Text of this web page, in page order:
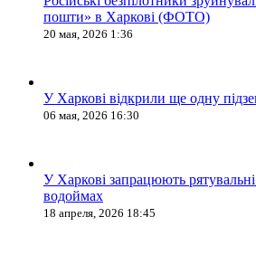
пошти» в Харкові (ФОТО)
20 мая, 2026 1:36
У Харкові відкрили ще одну
06 мая, 2026 16:30
У Харкові запрацюють
водоймах
18 апреля, 2026 18:45